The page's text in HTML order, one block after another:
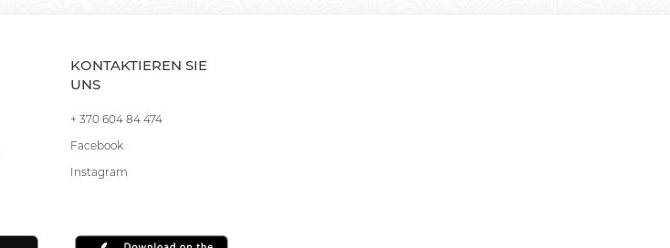
KONTAKTIEREN SIE
UNS
+ 370 604 84 474
Facebook
Instagram